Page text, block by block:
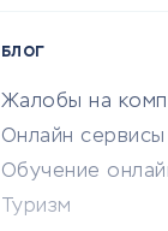
БЛОГ
Жалобы на
Онлайн сервисы
Обучение
Туризм